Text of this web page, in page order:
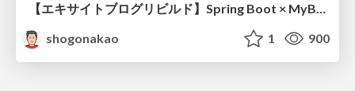
【エキサイトブログリビルド】Spring Boot × MyBatis × FreeMarker を使って、データベースの接続先を安全に変更します。
shogonakao
1 900